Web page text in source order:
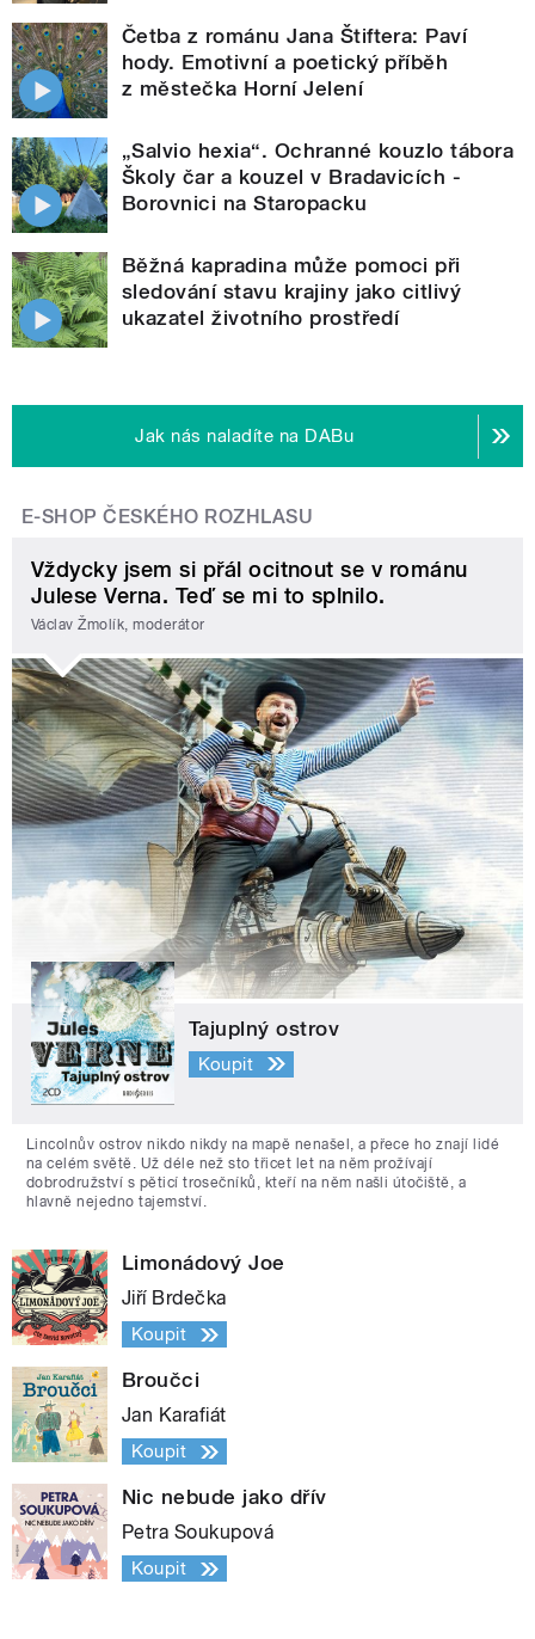
Četba z románu Jana Štiftera: Paví
hody. Emotivní a poetický příběh
z městečka Horní Jelení
„Salvio hexia“. Ochranné kouzlo tábora
Školy čar a kouzel v Bradavicích -
Borovnici na Staropacku
Běžná kapradina může pomoci při
sledování stavu krajiny jako citlivý
ukazatel životního prostředí
Jak nás naladíte na DABu
E-SHOP ČESKÉHO ROZHLASU
Vždycky jsem si přál ocitnout se v románu
Julese Verna. Teď se mi to splnilo.
Václav Žmolík, moderátor
Tajuplný ostrov
Koupit
Lincolnův ostrov nikdo nikdy na mapě nenašel, a přece ho znají lidé
na celém světě. Už déle než sto třicet let na něm prožívají
dobrodružství s pěticí trosečníků, kteří na něm našli útočiště, a
hlavně nejedno tajemství.
Limonádový Joe
Jiří Brdečka
Koupit
Broučci
Jan Karafiát
Koupit
Nic nebude jako dřív
Petra Soukupová
Koupit